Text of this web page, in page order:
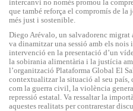
intercanvi no només promou la
que també reforça el compromís de
més just i sostenible.
Diego Arévalo, un salvadorenc migrat
va dinamitzar una sessió amb els nois
intervenció en la presentació d’un
la sobirania alimentària i la justícia
l’organització Plataforma Global El
contextualitzar la situació al seu país,
com la guerra civil, la violència
repressió estatal. Va ressaltar la
aquestes realitats per contrarestar